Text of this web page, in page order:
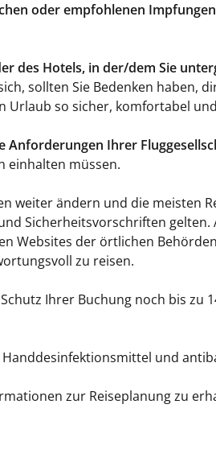
oder empfohlenen
des Hotels, in der/dem Sie
sollten Sie Bedenken haben,
Urlaub so sicher, komfortabel
Anforderungen Ihrer
einhalten müssen.
weiter ändern und die meisten
Sicherheitsvorschriften
Websites der örtlichen
zu reisen.
Ihrer Buchung noch bis zu
Handdesinfektionsmittel und
zur Reiseplanung zu